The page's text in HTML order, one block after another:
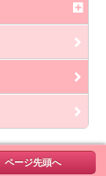
ページ先頭へ